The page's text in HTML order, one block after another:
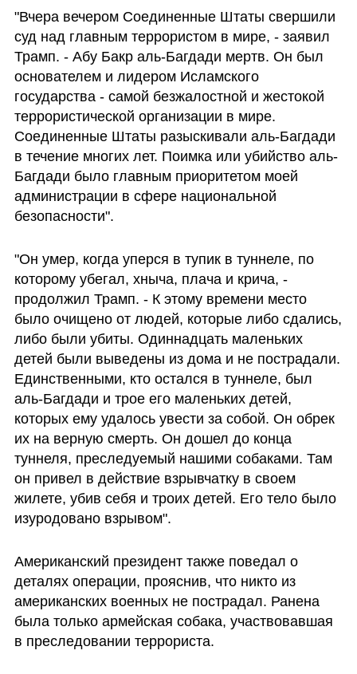
"Вчера вечером Соединенные Штаты свершили
суд над главным террористом в мире, - заявил
Трамп. - Абу Бакр аль-Багдади мертв. Он был
основателем и лидером Исламского
государства - самой безжалостной и жестокой
террористической организации в мире.
Соединенные Штаты разыскивали аль-Багдади
в течение многих лет. Поимка или убийство аль-
Багдади было главным приоритетом моей
администрации в сфере национальной
безопасности".
"Он умер, когда уперся в тупик в туннеле, по
которому убегал, хныча, плача и крича, -
продолжил Трамп. - К этому времени место
было очищено от людей, которые либо сдались,
либо были убиты. Одиннадцать маленьких
детей были выведены из дома и не пострадали.
Единственными, кто остался в туннеле, был
аль-Багдади и трое его маленьких детей,
которых ему удалось увести за собой. Он обрек
их на верную смерть. Он дошел до конца
туннеля, преследуемый нашими собаками. Там
он привел в действие взрывчатку в своем
жилете, убив себя и троих детей. Его тело было
изуродовано взрывом".
Американский президент также поведал о
деталях операции, прояснив, что никто из
американских военных не пострадал. Ранена
была только армейская собака, участвовавшая
в преследовании террориста.